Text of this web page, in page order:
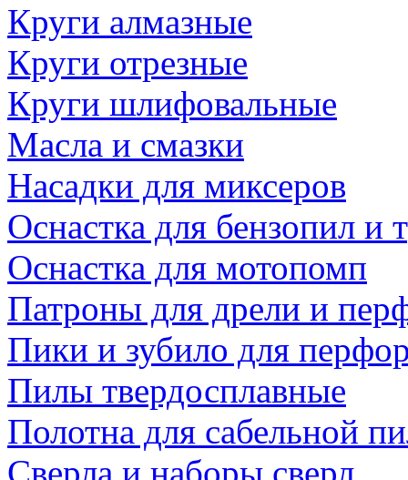
Круги алмазные
Круги отрезные
Круги шлифовальные
Масла и смазки
Насадки для миксеров
Оснастка для бензопил и
Оснастка для мотопомп
Патроны для дрели и
Пики и зубило для
Пилы твердосплавные
Полотна для сабельной